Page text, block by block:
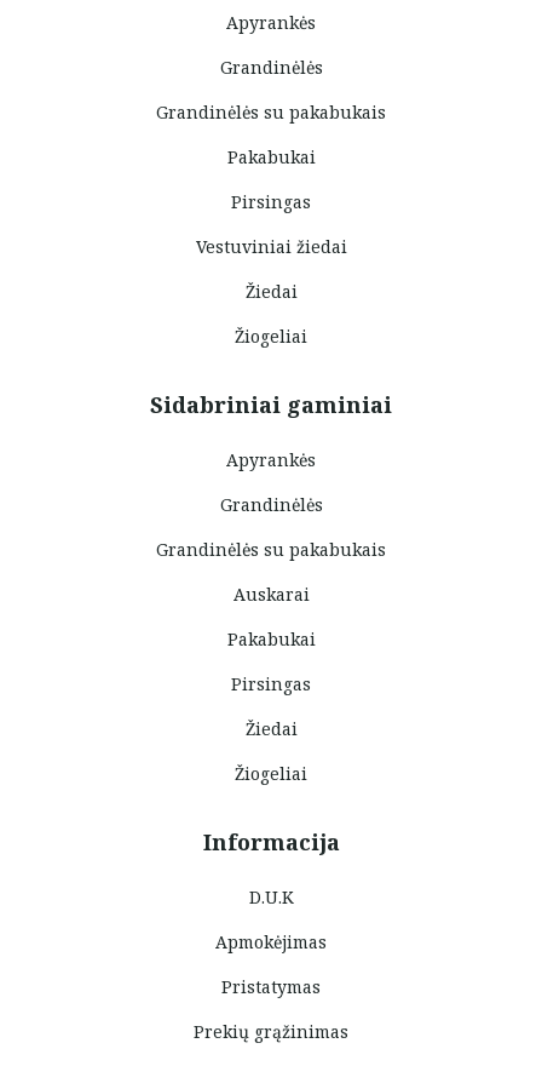
Apyrankės
Grandinėlės
Grandinėlės su pakabukais
Pakabukai
Pirsingas
Vestuviniai žiedai
Žiedai
Žiogeliai
Sidabriniai gaminiai
Apyrankės
Grandinėlės
Grandinėlės su pakabukais
Auskarai
Pakabukai
Pirsingas
Žiedai
Žiogeliai
Informacija
D.U.K
Apmokėjimas
Pristatymas
Prekių grąžinimas